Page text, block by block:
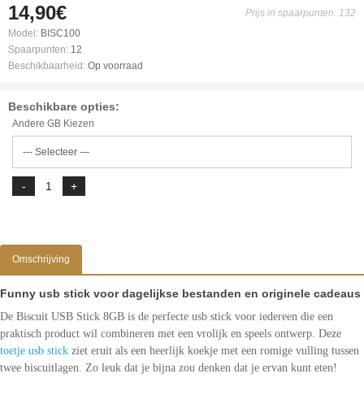
14,90€
Prijs in spaarpunten: 132
Model: BISC100
Spaarpunten: 12
Beschikbaarheid: Op voorraad
Beschikbare opties:
Andere GB Kiezen
Omschrijving
Funny usb stick voor dagelijkse bestanden en originele cadeaus
De Biscuit USB Stick 8GB is de perfecte usb stick voor iedereen die een
praktisch product wil combineren met een vrolijk en speels ontwerp. Deze
toetje usb stick ziet eruit als een heerlijk koekje met een romige vulling tussen
twee biscuitlagen. Zo leuk dat je bijna zou denken dat je ervan kunt eten!